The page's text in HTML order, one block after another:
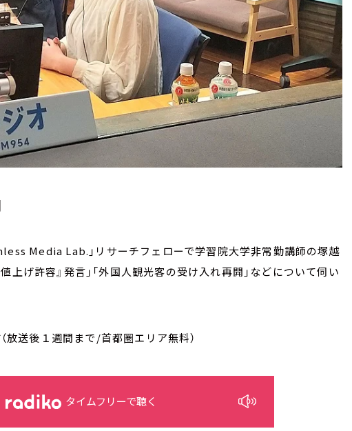
Media Lab.」リサーチフェローで学習院大学非常勤講師の塚越
上げ許容』発言」「外国人観光客の受け入れ再開」などについて伺い
送後１週間まで/首都圏エリア無料）
タイムフリーで聴く